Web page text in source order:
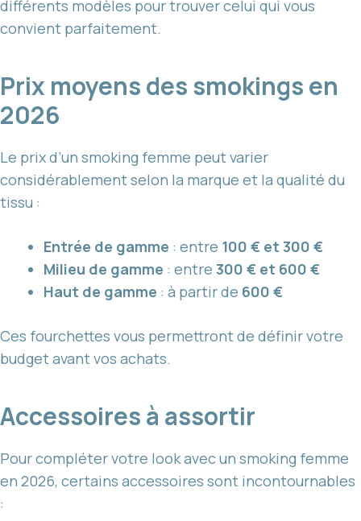
différents modèles pour trouver celui qui vous
convient parfaitement.
Prix moyens des smokings en
2026
Le prix d’un smoking femme peut varier
considérablement selon la marque et la qualité du
tissu :
Entrée de gamme : entre 100 € et 300 €
Milieu de gamme : entre 300 € et 600 €
Haut de gamme : à partir de 600 €
Ces fourchettes vous permettront de définir votre
budget avant vos achats.
Accessoires à assortir
Pour compléter votre look avec un smoking femme
en 2026, certains accessoires sont incontournables
: